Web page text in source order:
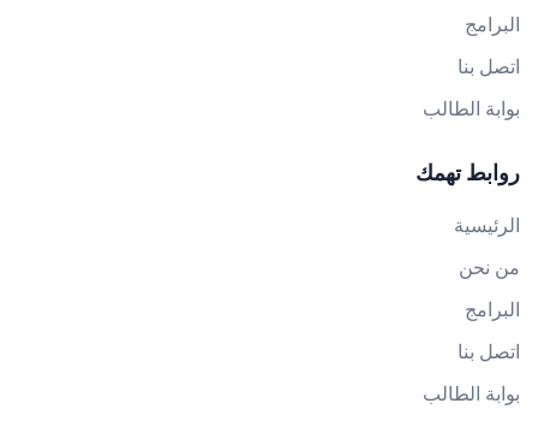
البرامج
اتصل بنا
بوابة الطالب
روابط تهمك
الرئيسية
من نحن
البرامج
اتصل بنا
بوابة الطالب